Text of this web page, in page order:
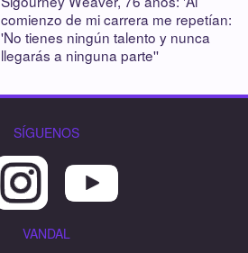
comienzo de mi carrera me repetían:
'No tienes ningún talento y nunca
llegarás a ninguna parte''
SÍGUENOS
VANDAL